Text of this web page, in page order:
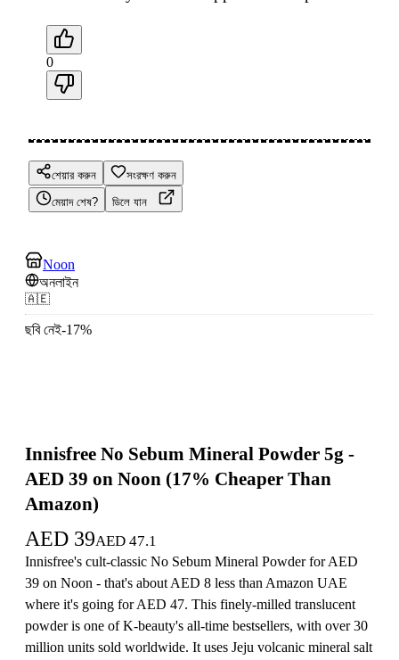
0
শেয়ার করুন
সংরক্ষণ করুন
মেয়াদ শেষ?
ডিলে যান
Noon
অনলাইন
🇦🇪
ছবি নেই-17%
Innisfree No Sebum Mineral Powder 5g -
AED 39 on Noon (17% Cheaper Than
Amazon)
AED 39AED 47.1
Innisfree's cult-classic No Sebum Mineral Powder for AED
39 on Noon - that's about AED 8 less than Amazon UAE
where it's going for AED 47. This finely-milled translucent
powder is one of K-beauty's all-time bestsellers, with over 30
million units sold worldwide. It uses Jeju volcanic mineral salt